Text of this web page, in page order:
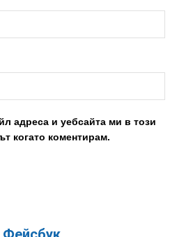
адреса и уебсайта ми в този
когато коментирам.